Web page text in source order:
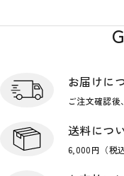
お届けに
ご注文確認後
送料につ
6,000円（税